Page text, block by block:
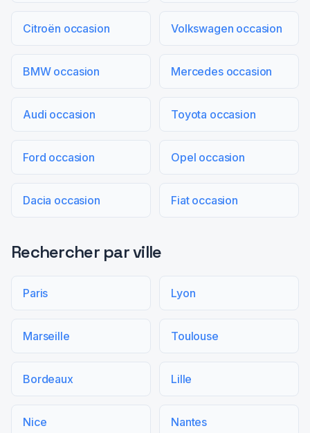
Citroën occasion Volkswagen occasion
BMW occasion Mercedes occasion
Audi occasion Toyota occasion
Ford occasion Opel occasion
Dacia occasion Fiat occasion
Rechercher par ville
Paris Lyon
Marseille Toulouse
Bordeaux Lille
Nice Nantes